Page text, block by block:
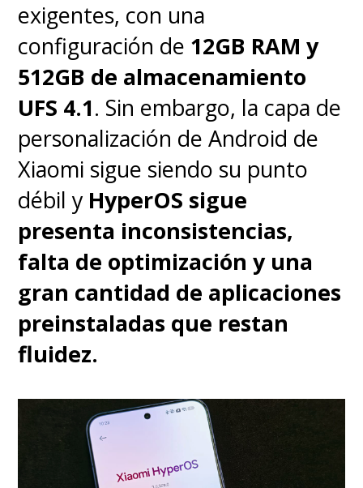
Esa libertad en el desarrollo
de la historia también
permite celebrar el lenguaje
secuencial de los cómics,
como viñetas en movimiento
El cómic que cobra vida, porque
ahí fue donde todo comenzó.
De ahí que la estética sea
mucho más cercana a
Ditkoque aJohn Romita,
aunque hay influencias de este
último en varios personajes.
exigentes, con una
configuración de 12GB RAM y
512GB de almacenamiento
UFS 4.1. Sin embargo, la capa de
personalización de Android de
Xiaomi sigue siendo su punto
débil y HyperOS sigue
presenta inconsistencias,
falta de optimización y una
gran cantidad de aplicaciones
preinstaladas que restan
fluidez.